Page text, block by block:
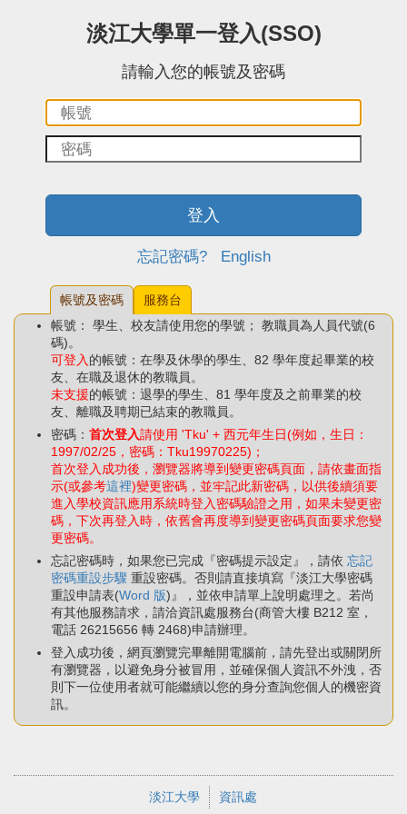
淡江大學單一登入(SSO)
請輸入您的帳號及密碼
碼：
登入
忘記密碼? English
帳號及密碼
服務台
帳號： 學生、校友請使用您的學號； 教職員為人員代號(6
碼)。
可登入 的帳號：在學及休學的學生、82 學年度起畢業的校
友、在職及退休的教職員。
未支援的帳號：退學的學生、81 學年度及之前畢業的校
友、離職及聘期已結束的教職員。
密碼： 首次登入請使用 'Tku' + 西元年生日(例如，生日：
1997/02/25，密碼：Tku19970225)；
首次登入成功後，瀏覽器將導到變更密碼頁面，請依畫面指
示(或參考這裡)變更密碼，並牢記此新密碼，以供後續須要
進入學校資訊應用系統時登入密碼驗證之用，如果未變更密
碼，下次再登入時，依舊會再度導到變更密碼頁面要求您變
更密碼。
忘記密碼時，如果您已完成『密碼提示設定』，請依 忘記
密碼重設步驟 重設密碼。否則請直接填寫『淡江大學密碼
重設申請表(Word 版)』，並依申請單上說明處理之。若尚
有其他服務請求，請洽資訊處服務台(商管大樓 B212 室，
電話 26215656 轉 2468)申請辦理。
登入成功後，網頁瀏覽完畢離開電腦前，請先登出或關閉所
有瀏覽器，以避免身分被冒用，並確保個人資訊不外洩，否
則下一位使用者就可能繼續以您的身分查詢您個人的機密資
訊。
淡江大學 資訊處